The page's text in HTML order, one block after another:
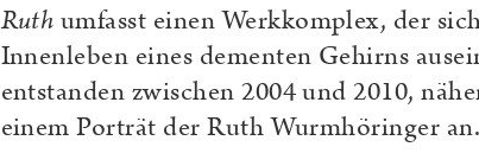
Ruthumfasst einen Werkkomplex, der
Innenleben eines dementen Gehirns
entstanden zwischen 2004 und 2010,
einem Porträt der Ruth Wurmhöringer